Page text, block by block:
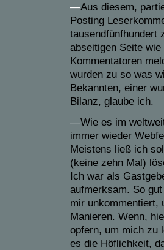
—Aus diesem,
Posting
tausendfünfhundert
abseitigen Seite
Kommentatoren
wurden zu so was
Bekannten, einer
Bilanz, glaube ich.
—Wie es im
immer wieder
Meistens ließ ich
(keine zehn Mal)
Ich war als
aufmerksam. So
mir unkommentiert,
Manieren. Wenn,
opfern, um mich zu
es die Höflichkeit,